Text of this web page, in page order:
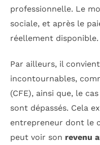
professionnelle. Le
sociale, et après le
réellement disponible.
Par ailleurs, il
incontournables,
(CFE), ainsi que, le
sont dépassés. Cela
entrepreneur dont le
peut voir son revenu